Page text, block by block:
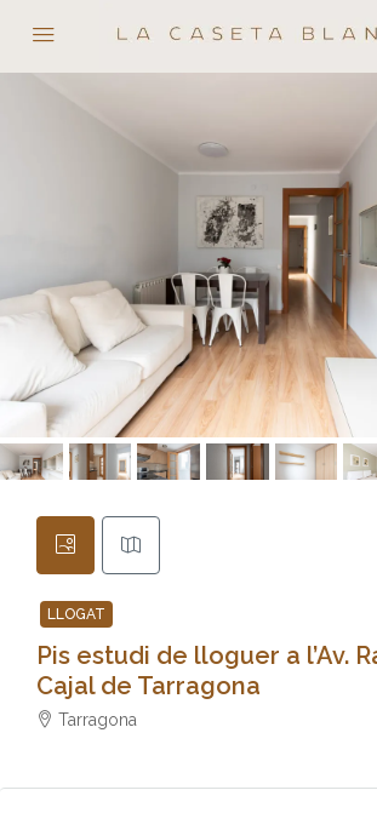
LLOGAT
Pis estudi de lloguer a l’Av.
Cajal de Tarragona
Tarragona